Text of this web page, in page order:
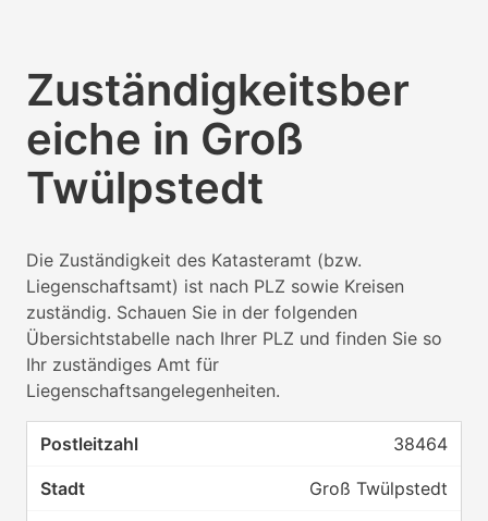
Zuständigkeitsber
eiche in Groß
Twülpstedt
Die Zuständigkeit des Katasteramt (bzw.
Liegenschaftsamt) ist nach PLZ sowie Kreisen
zuständig. Schauen Sie in der folgenden
Übersichtstabelle nach Ihrer PLZ und finden Sie so
Ihr zuständiges Amt für
Liegenschaftsangelegenheiten.
38464
Groß Twülpstedt